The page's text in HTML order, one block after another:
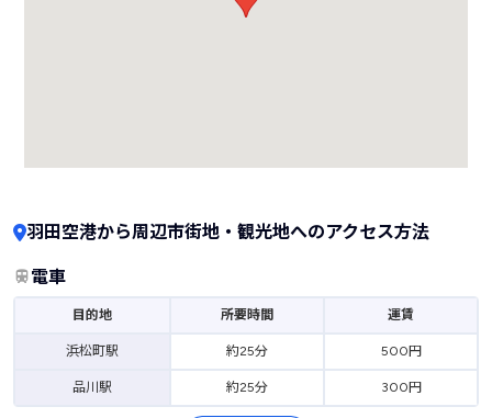
羽田空港から周辺市街地・観光地へのアクセス方法
電車
目的地 所要時間 運賃
浜松町駅 約25分 500円
品川駅 約25分 300円